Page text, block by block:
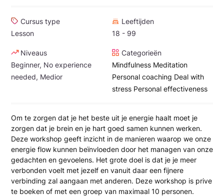
Cursus type
Lesson
Leeftijden
18 - 99
Niveaus
Beginner, No experience
needed, Medior
Categorieën
Mindfulness Meditation
Personal coaching Deal with
stress Personal effectiveness
Om te zorgen dat je het beste uit je energie haalt moet je
zorgen dat je brein en je hart goed samen kunnen werken.
Deze workshop geeft inzicht in de manieren waarop we onze
energie flow kunnen beïnvloeden door het managen van onze
gedachten en gevoelens. Het grote doel is dat je je meer
verbonden voelt met jezelf en vanuit daar een fijnere
verbinding zal aangaan met anderen. Deze workshop is prive
te boeken of met een groep van maximaal 10 personen.